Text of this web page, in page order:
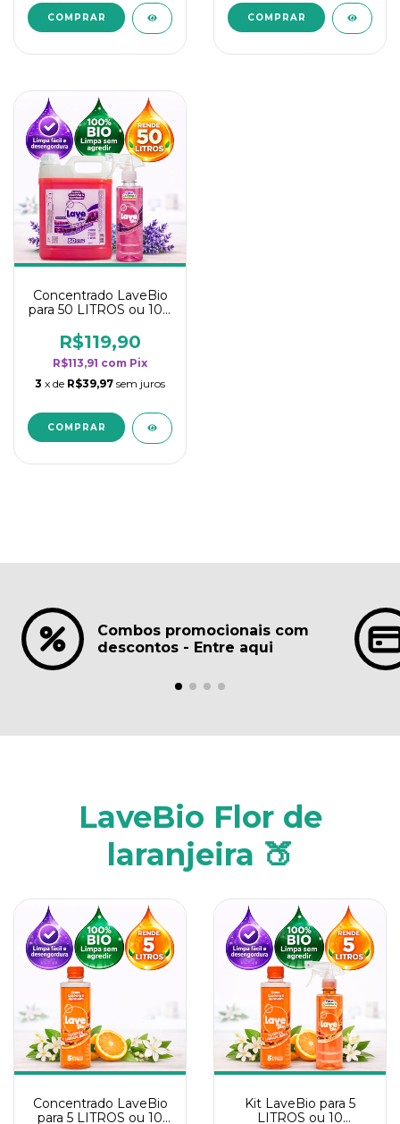
Concentrado LaveBio
para 50 LITROS ou 100
rendimento da
categoria - Lavanda
R$119,90
R$113,91 com Pix
3 x de R$39,97 sem juros
Combos promocionais com
descontos - Entre aqui
LaveBio Flor de
laranjeira 🍑
Concentrado LaveBio
para 5 LITROS ou 10
Kit LaveBio para 5
LITROS ou 10